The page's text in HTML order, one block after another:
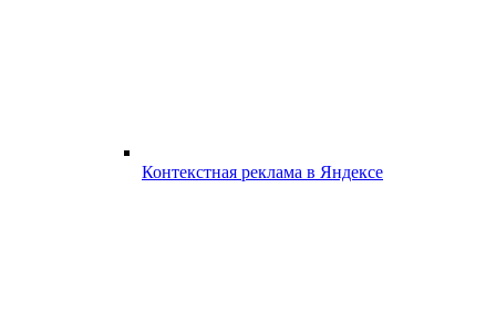
Контекстная реклама в Яндексе